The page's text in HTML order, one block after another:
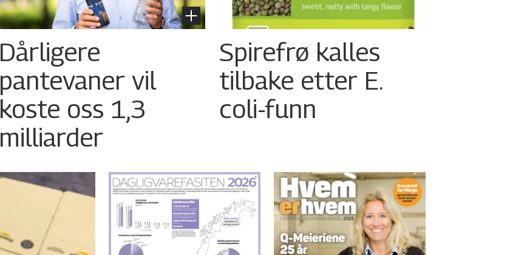
Dårligere
pantevaner vil
koste oss 1,3
milliarder
Spirefrø kalles
tilbake etter E.
coli-funn